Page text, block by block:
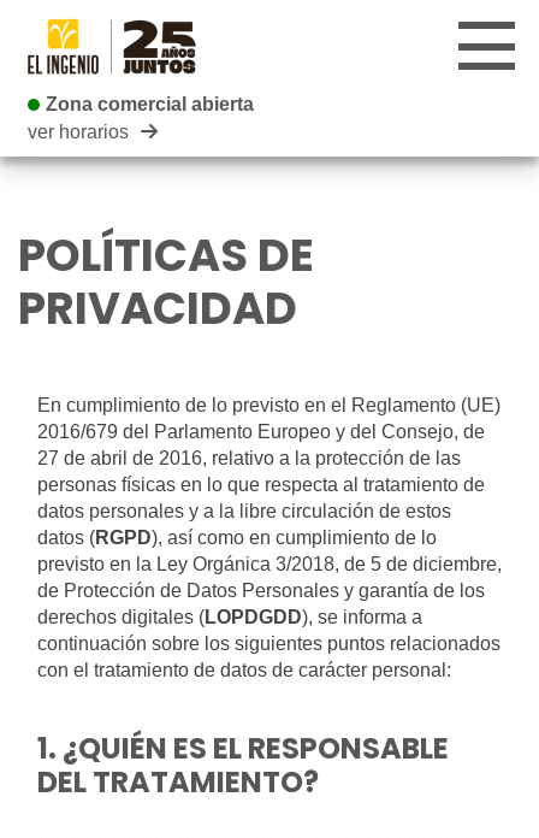
Zona comercial abierta
CARTELERA
EVENTOS
BLOG
Zona comercial abierta
ver horarios
POLÍTICAS DE
PRIVACIDAD
En cumplimiento de lo previsto en el Reglamento (UE)
2016/679 del Parlamento Europeo y del Consejo, de
27 de abril de 2016, relativo a la protección de las
personas físicas en lo que respecta al tratamiento de
datos personales y a la libre circulación de estos
datos (RGPD), así como en cumplimiento de lo
previsto en la Ley Orgánica 3/2018, de 5 de diciembre,
de Protección de Datos Personales y garantía de los
derechos digitales (LOPDGDD), se informa a
continuación sobre los siguientes puntos relacionados
con el tratamiento de datos de carácter personal:
1. ¿QUIÉN ES EL RESPONSABLE
DEL TRATAMIENTO?